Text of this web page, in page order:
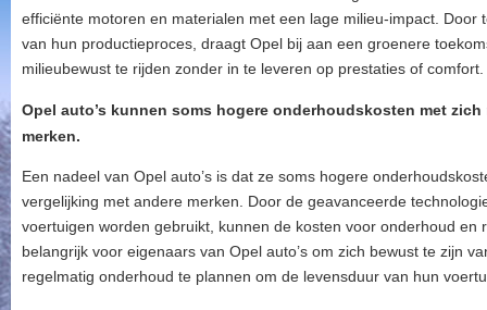
efficiënte motoren en materialen met een lage milieu-impact.
van hun productieproces, draagt Opel bij aan een groenere
milieubewust te rijden zonder in te leveren op prestaties of comfort.
Opel auto’s kunnen soms hogere onderhoudskosten met
merken.
Een nadeel van Opel auto’s is dat ze soms hogere
vergelijking met andere merken. Door de geavanceerde
voertuigen worden gebruikt, kunnen de kosten voor onderhoud en
belangrijk voor eigenaars van Opel auto’s om zich bewust te zijn
regelmatig onderhoud te plannen om de levensduur van hun